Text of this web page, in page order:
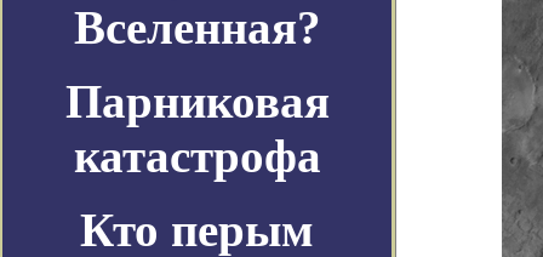
Вселенная?
Парниковая
катастрофа
Кто перым